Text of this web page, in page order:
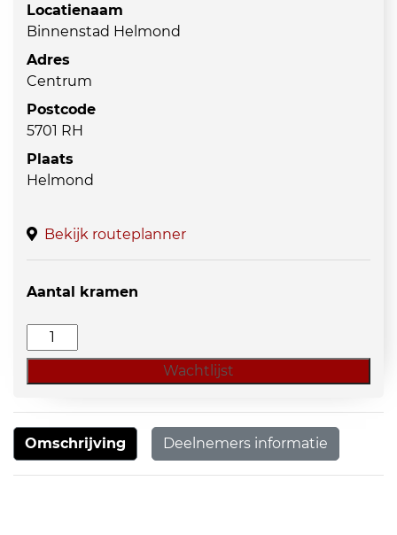
Locatienaam
Binnenstad Helmond
Adres
Centrum
Postcode
5701 RH
Plaats
Helmond
Bekijk routeplanner
Aantal kramen
Slingermarkt
Helmond
Wachtlijst
Omschrijving Deelnemers informatie